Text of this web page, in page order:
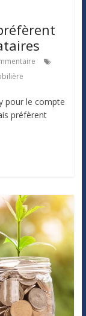
pour le compte
préfèrent